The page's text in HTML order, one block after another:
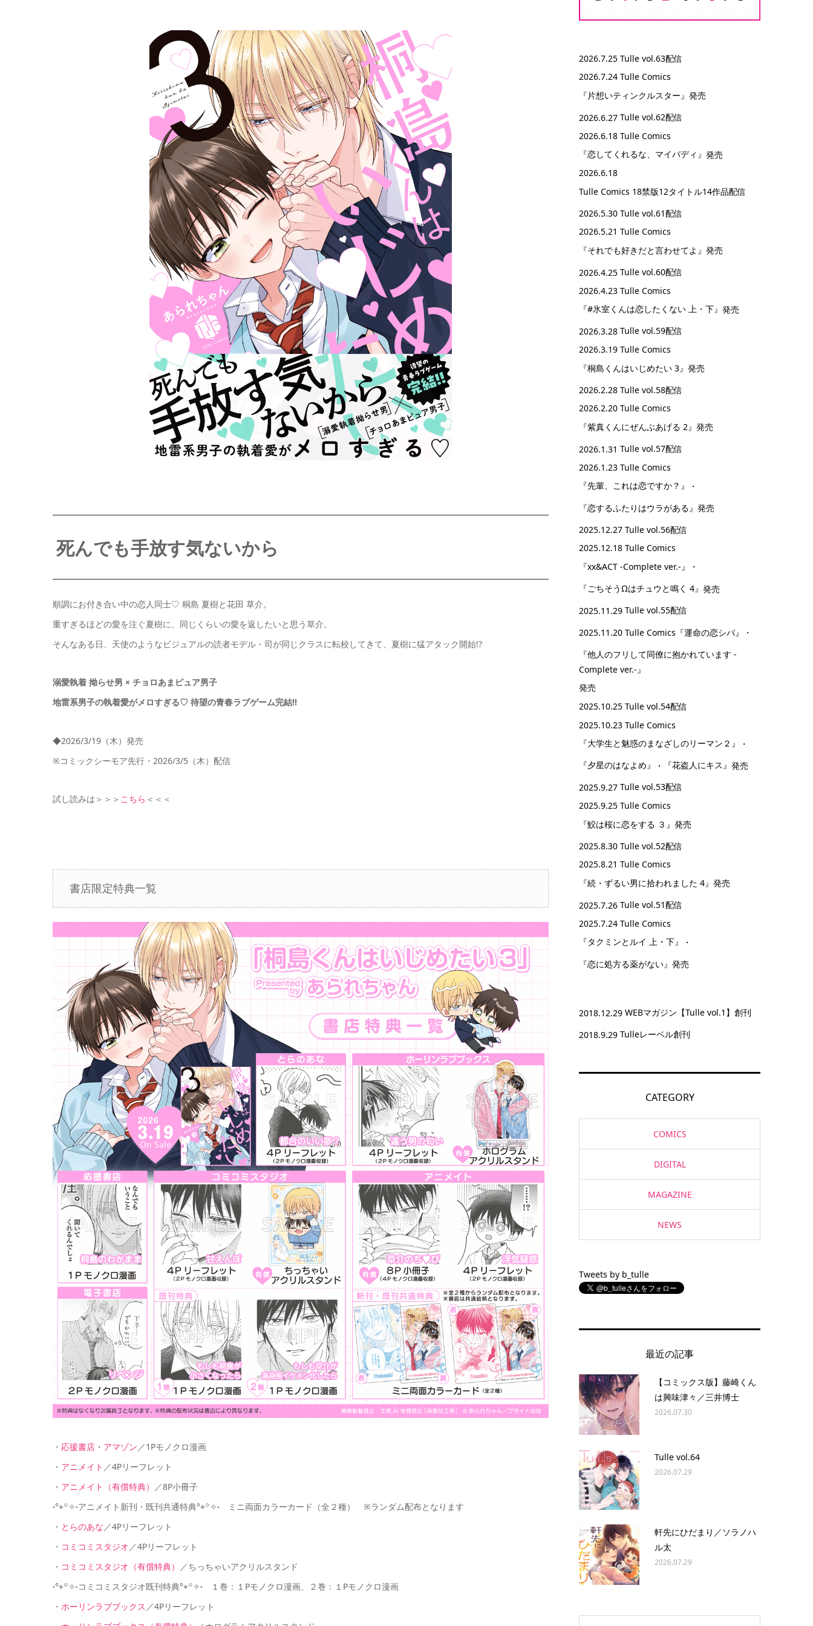
死んでも手放す気ないから
順調にお付き合い中の恋人同士♡ 桐島 夏樹と花田 草介。
重すぎるほどの愛を注ぐ夏樹に、同じくらいの愛を返したいと思う草介。
そんなある日、天使のようなビジュアルの読者モデル・司が同じクラスに転校してきて、夏樹に猛アタック開始!?
溺愛執着 拗らせ男 × チョロあまピュア男子
地雷系男子の執着愛がメロすぎる♡ 待望の青春ラブゲーム完結!!
◆2026/3/19（木）発売
※コミックシーモア先行・2026/3/5（木）配信
試し読みは＞＞＞ こちら ＜＜＜
書店限定特典一覧
・ 応援書店 ・ アマゾン／1Pモノクロ漫画
・ アニメイト ／4Pリーフレット
・ アニメイト（有償特典） ／8P小冊子
˖°⌖꙳✧˖アニメイト新刊・既刊共通特典°⌖꙳✧˖ ミニ両面カラーカード（全２種） ※ランダム配布となります
・ とらのあな／4Pリーフレット
・ コミコミスタジオ／4Pリーフレット
・ コミコミスタジオ（有償特典） ／ちっちゃいアクリルスタンド
˖°⌖꙳✧˖コミコミスタジオ既刊特典°⌖꙳✧˖ １巻：１Pモノクロ漫画、２巻：１Pモノクロ漫画
・ ホーリンラブブックス ／4Pリーフレット
2026.7.25 Tulle vol.63配信
2026.7.24 Tulle Comics
『片想いティンクルスター』 発売
2026.6.27 Tulle vol.62配信
2026.6.18 Tulle Comics
『恋してくれるな、マイバディ』 発売
2026.6.18
Tulle Comics 18禁版12タイトル14作品配信
2026.5.30 Tulle vol.61配信
2026.5.21 Tulle Comics
『それでも好きだと言わせてよ』 発売
2026.4.25 Tulle vol.60配信
2026.4.23 Tulle Comics
『#氷室くんは恋したくない 上・下』 発売
2026.3.28 Tulle vol.59配信
2026.3.19 Tulle Comics
『桐島くんはいじめたい 3』 発売
2026.2.28 Tulle vol.58配信
2026.2.20 Tulle Comics
『紫真くんにぜんぶあげる 2』 発売
2026.1.31 Tulle vol.57配信
2026.1.23 Tulle Comics
『先輩、これは恋ですか？』
・
『恋するふたりはウラがある』 発売
2025.12.27 Tulle vol.56配信
2025.12.18 Tulle Comics
『xx&ACT -Complete ver.-』
・
『ごちそうΩはチュウと鳴く 4』 発売
2025.11.29 Tulle vol.55配信
2025.11.20 Tulle Comics 『運命の恋シバ』
・
『他人のフリして同僚に抱かれています -
Complete ver.-』
発売
2025.10.25 Tulle vol.54配信
2025.10.23 Tulle Comics
『大学生と魅惑のまなざしのリーマン２』
・
『夕星のはなよめ』
・ 『花盗人にキス』 発売
2025.9.27 Tulle vol.53配信
2025.9.25 Tulle Comics
『鮫は桜に恋をする ３』 発売
2025.8.30 Tulle vol.52配信
2025.8.21 Tulle Comics
『続・ずるい男に拾われました 4』 発売
2025.7.26 Tulle vol.51配信
2025.7.24 Tulle Comics
『タクミンとルイ 上・下』
・
『恋に処方る薬がない』 発売
2018.12.29 WEBマガジン【Tulle vol.1】創刊
2018.9.29 Tulleレーベル創刊
CATEGORY
COMICS
DIGITAL
MAGAZINE
NEWS
Tweets by b_tulle
最近の記事
【コミックス版】藤崎くん
は興味津々／三井博士
2026.07.30
Tulle vol.64
2026.07.29
軒先にひだまり／ソラノハ
ル太
2026.07.29